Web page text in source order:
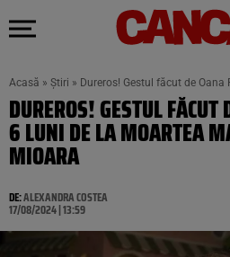
Acasă » Știri » Dureros! Gestul făcut de
DUREROS! GESTUL
6 LUNI DE LA MOARTEA
MIOARA
DE:ALEXANDRA COSTEA
17/08/2024 | 13:59